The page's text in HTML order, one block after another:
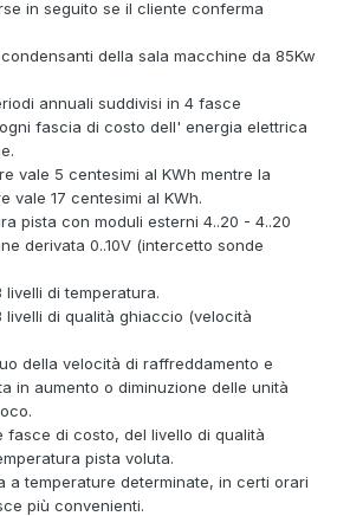
in seguito se il cliente conferma
della sala macchine da 85Kw
annuali suddivisi in 4 fasce
fascia di costo dell' energia elettrica
vale 5 centesimi al KWh mentre la
vale 17 centesimi al KWh.
pista con moduli esterni 4..20 - 4..20
derivata 0..10V (intercetto sonde
di temperatura.
livelli di qualità ghiaccio (velocità
della velocità di raffreddamento e
in aumento o diminuzione delle unità
fasce di costo, del livello di qualità
pista voluta.
a temperature determinate, in certi orari
più convenienti.